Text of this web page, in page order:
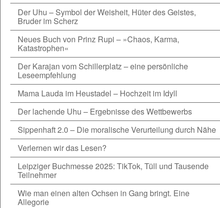
Der Uhu – Symbol der Weisheit, Hüter des Geistes,
Bruder im Scherz
Neues Buch von Prinz Rupi – »Chaos, Karma,
Katastrophen«
Der Karajan vom Schillerplatz – eine persönliche
Leseempfehlung
Mama Lauda im Heustadel – Hochzeit im Idyll
Der lachende Uhu – Ergebnisse des Wettbewerbs
Sippenhaft 2.0 – Die moralische Verurteilung durch Nähe
Verlernen wir das Lesen?
Leipziger Buchmesse 2025: TikTok, Tüll und Tausende
Teilnehmer
Wie man einen alten Ochsen in Gang bringt. Eine
Allegorie